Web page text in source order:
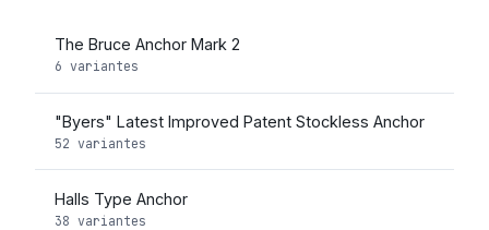
The Bruce Anchor Mark 2
6 variantes
"Byers" Latest Improved Patent Stockless Anchor
52 variantes
Halls Type Anchor
38 variantes